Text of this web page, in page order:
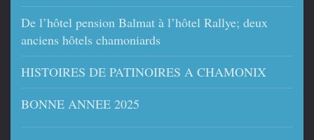
De l’hôtel pension Balmat à l’hôtel Rallye; deux
anciens hôtels chamoniards
HISTOIRES DE PATINOIRES A CHAMONIX
BONNE ANNEE 2025